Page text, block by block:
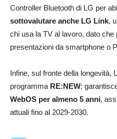
Controller Bluetooth di LG per
sottovalutare anche LG Link,
chi usa la TV al lavoro, dato che
presentazioni da smartphone o
Infine, sul fronte della longevità,
programma RE:NEW:
WebOS per almeno 5 anni,
attuali fino al 2029-2030.